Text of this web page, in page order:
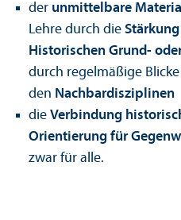
der unmittelbare
Lehr­e durch die
Historischen Grund-
durch regelmäßige
den Nachbardisziplinen
die Verbindung
Orientierung für
zwar für alle.